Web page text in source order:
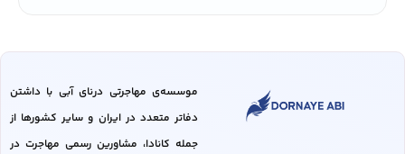
موسسه‌ی مهاجرتی درنای آبی با داشتن
دفاتر متعدد در ایران و سایر کشور‌ها از
جمله کانادا، مشاورین رسمی مهاجرت در